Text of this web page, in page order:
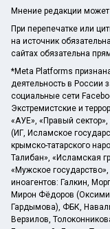
Мнение редакции
При перепечатке или
на источник
сайтах обязательна
*Meta Platforms
деятельность в России
социальные сети
Экстремистские и
«АУЕ», «Правый
(ИГ, Исламское
крымско-татарского
Талибан», «Исламская
«Мужское
иноагентов: Галкин,
Мирон Фёдоров
Гардымова), ФБК,
Верзилов,